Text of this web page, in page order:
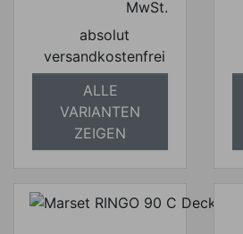
MwSt.
absolut
versandkostenfrei
ALLE
VARIANTEN
ZEIGEN